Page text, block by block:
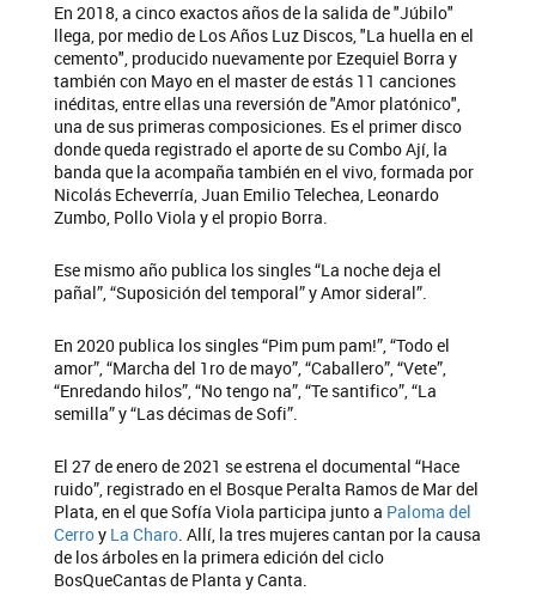
En 2018, a cinco exactos años de la salida de "Júbilo"
llega, por medio de Los Años Luz Discos, "La huella en el
cemento", producido nuevamente por Ezequiel Borra y
también con Mayo en el master de estás 11 canciones
inéditas, entre ellas una reversión de "Amor platónico",
una de sus primeras composiciones. Es el primer disco
donde queda registrado el aporte de su Combo Ají, la
banda que la acompaña también en el vivo, formada por
Nicolás Echeverría, Juan Emilio Telechea, Leonardo
Zumbo, Pollo Viola y el propio Borra.
Ese mismo año publica los singles “La noche deja el
pañal”, “Suposición del temporal” y Amor sideral”.
En 2020 publica los singles “Pim pum pam!”, “Todo el
amor”, “Marcha del 1ro de mayo”, “Caballero”, “Vete”,
“Enredando hilos”, “No tengo na”, “Te santifico”, “La
semilla” y “Las décimas de Sofi”.
El 27 de enero de 2021 se estrena el documental “Hace
ruido”, registrado en el Bosque Peralta Ramos de Mar del
Plata, en el que Sofía Viola participa junto a Paloma del
Cerroy La Charo. Allí, la tres mujeres cantan por la causa
de los árboles en la primera edición del ciclo
BosQueCantas de Planta y Canta.